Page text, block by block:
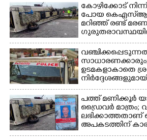
കോഴിക്കോട്
പോയ
മറിഞ്ഞ് രണ്ട്
ഉടമകളാകാതെ
പത്ത് മണിക്കൂർ
ഡ്രൈവർ മാത്രം;
അപകടത്തിന്
വിമർശനം